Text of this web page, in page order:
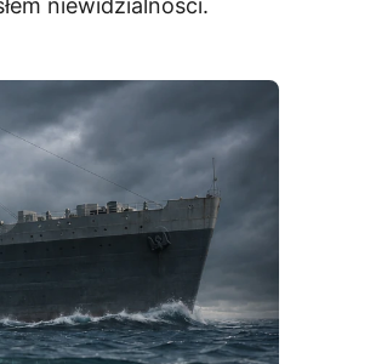
niewidzialności.